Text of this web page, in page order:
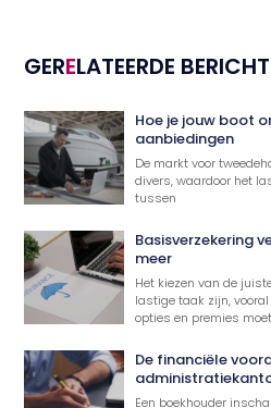
GERELATEERDE
Hoe je jouw boot
aanbiedingen
De markt voor
divers, waardoor het
tussen
Basisverzekering
meer
Het kiezen van de
lastige taak zijn,
opties en premies
De financiële
Een boekhouder